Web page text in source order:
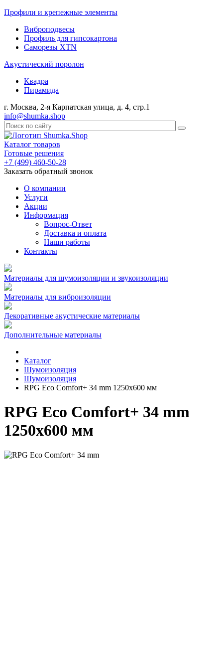
Профили и крепежные элементы
Виброподвесы
Профиль для гипсокартона
Саморезы XTN
Акустический поролон
Квадра
Пирамида
г. Москва, 2-я Карпатская улица, д. 4, стр.1
info@shumka.shop
Каталог товаров
Готовые решения
+7 (499) 460-50-28
Заказать обратный звонок
О компании
Услуги
Акции
Информация
Вопрос-Ответ
Доставка и оплата
Наши работы
Контакты
Материалы для шумоизоляции и звукоизоляции
Материалы для виброизоляции
Декоративные акустические материалы
Дополнительные материалы
Каталог
Шумоизоляция
Шумоизоляция
RPG Eco Comfort+ 34 mm 1250х600 мм
RPG Eco Comfort+ 34 mm
1250х600 мм